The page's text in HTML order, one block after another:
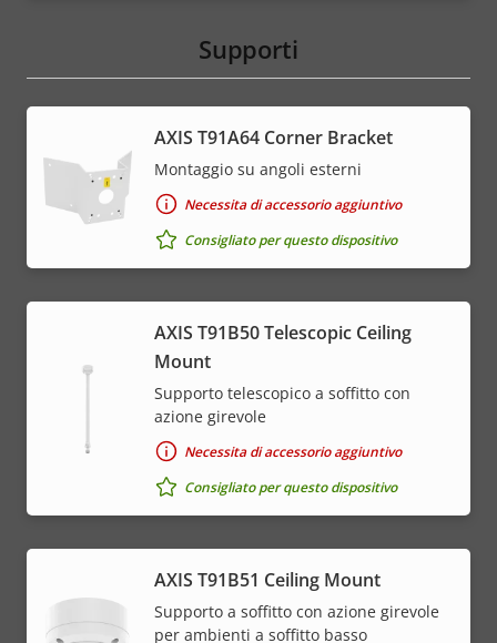
Supporti
AXIS T91A64 Corner Bracket
Montaggio su angoli esterni
Necessita di accessorio aggiuntivo
Consigliato per questo dispositivo
AXIS T91B50 Telescopic Ceiling
Mount
Supporto telescopico a soffitto con
azione girevole
Necessita di accessorio aggiuntivo
Consigliato per questo dispositivo
AXIS T91B51 Ceiling Mount
Supporto a soffitto con azione girevole
per ambienti a soffitto basso